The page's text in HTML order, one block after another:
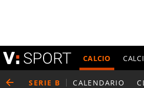
CALCIO
SERIE B CALENDARIO